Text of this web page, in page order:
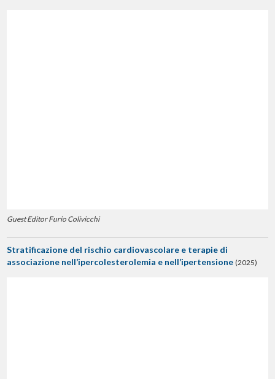
Guest Editor Furio Colivicchi
Stratificazione del rischio cardiovascolare e terapie di
associazione nell’ipercolesterolemia e nell’ipertensione (2025)